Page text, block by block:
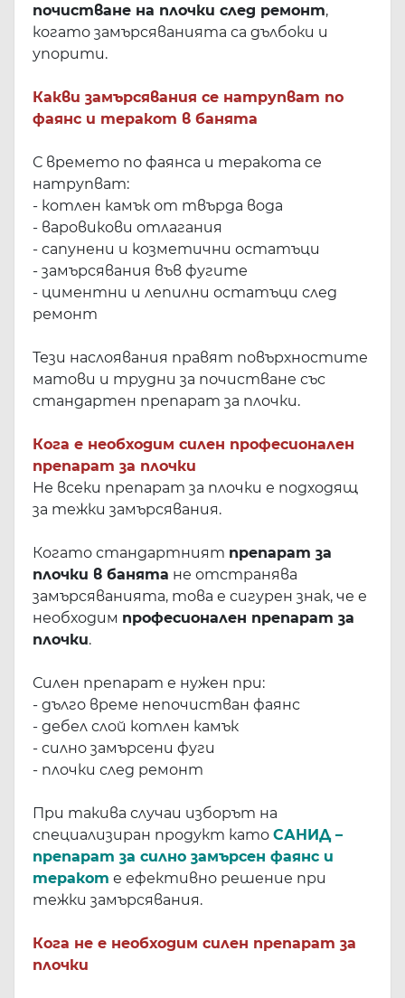
почистване на плочки след ремонт,
когато замърсяванията са дълбоки и
упорити.
Какви замърсявания се натрупват по
фаянс и теракот в банята
С времето по фаянса и теракота се
натрупват:
- котлен камък от твърда вода
- варовикови отлагания
- сапунени и козметични остатъци
- замърсявания във фугите
- циментни и лепилни остатъци след
ремонт
Тези наслоявания правят повърхностите
матови и трудни за почистване със
стандартен препарат за плочки.
Кога е необходим силен професионален
препарат за плочки
Не всеки препарат за плочки е подходящ
за тежки замърсявания.
Когато стандартният препарат за
плочки в банята не отстранява
замърсяванията, това е сигурен знак, че е
необходим професионален препарат за
плочки.
Силен препарат е нужен при:
- дълго време непочистван фаянс
- дебел слой котлен камък
- силно замърсени фуги
- плочки след ремонт
При такива случаи изборът на
специализиран продукт като САНИД –
препарат за силно замърсен фаянс и
теракот е ефективно решение при
тежки замърсявания.
Кога не е необходим силен препарат за
плочки